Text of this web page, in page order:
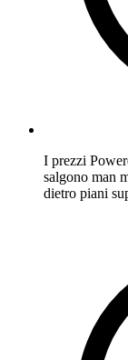
I prezzi
salgono man
dietro piani